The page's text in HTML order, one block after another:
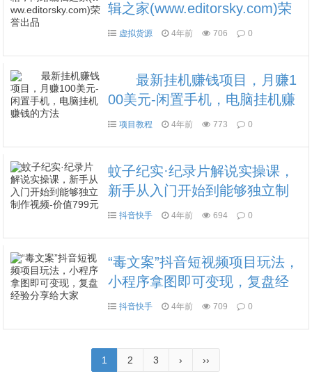
辑之家(www.editorsky.com)荣
誉出品
虚拟货源 4年前 706 0
最新挂机赚钱项目，月赚1
00美元-闲置手机，电脑挂机赚
钱的方法
项目教程 4年前 773 0
蚊子纪实·纪录片解说实操课，
新手从入门开始到能够独立制
作视频-价值799元
抖音快手 4年前 694 0
“毒文案”抖音短视频项目玩法，
小程序拿图即可变现，复盘经
验分享给大家
抖音快手 4年前 709 0
1 2 3 › ››